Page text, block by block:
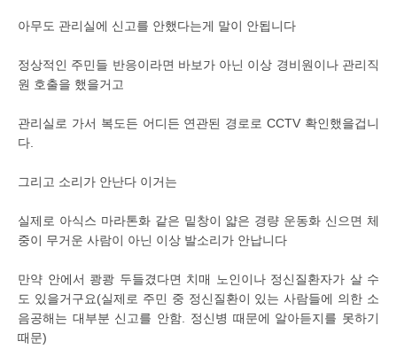
아무도 관리실에 신고를 안했다는게 말이 안됩니다
정상적인 주민들 반응이라면 바보가 아닌 이상 경비원이나 관리직
원 호출을 했을거고
관리실로 가서 복도든 어디든 연관된 경로로 CCTV 확인했을겁니
다.
그리고 소리가 안난다 이거는
실제로 아식스 마라톤화 같은 밑창이 얇은 경량 운동화 신으면 체
중이 무거운 사람이 아닌 이상 발소리가 안납니다
만약 안에서 쾅쾅 두들겼다면 치매 노인이나 정신질환자가 살 수
도 있을거구요(실제로 주민 중 정신질환이 있는 사람들에 의한 소
음공해는 대부분 신고를 안함. 정신병 때문에 알아듣지를 못하기
때문)